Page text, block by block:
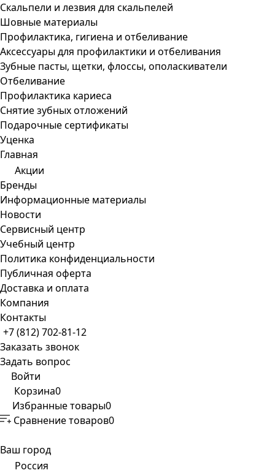
Скальпели и лезвия для скальпелей
Шовные материалы
Профилактика, гигиена и отбеливание
Аксессуары для профилактики и отбеливания
Зубные пасты, щетки, флоссы, ополаскиватели
Отбеливание
Профилактика кариеса
Снятие зубных отложений
Подарочные сертификаты
Уценка
Главная
Акции
Бренды
Информационные материалы
Новости
Сервисный центр
Учебный центр
Политика конфиденциальности
Публичная оферта
Доставка и оплата
Компания
Контакты
+7 (812) 702-81-12
Заказать звонок
Задать вопрос
Войти
Корзина0
Избранные товары0
Сравнение товаров0
Ваш город
Россия